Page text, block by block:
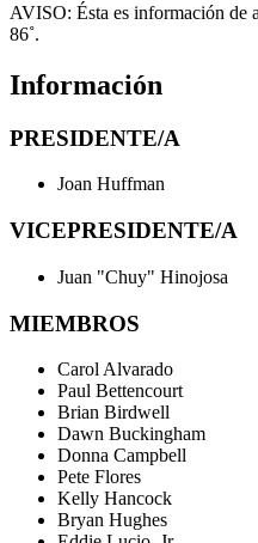
AVISO: Ésta es información de
86˚.
Información
PRESIDENTE/A
Joan Huffman
VICEPRESIDENTE/A
Juan "Chuy" Hinojosa
MIEMBROS
Carol Alvarado
Paul Bettencourt
Brian Birdwell
Dawn Buckingham
Donna Campbell
Pete Flores
Kelly Hancock
Bryan Hughes